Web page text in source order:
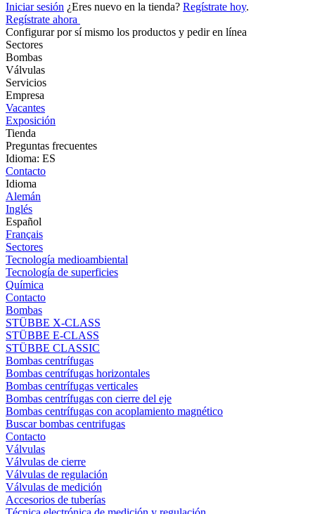
Iniciar sesión ¿Eres nuevo en la tienda? Regístrate hoy.
Regístrate ahora
Configurar por sí mismo los productos y pedir en línea
Sectores
Bombas
Válvulas
Servicios
Empresa
Vacantes
Exposición
Tienda
Preguntas frecuentes
Idioma: ES
Contacto
Idioma
Alemán
Inglés
Español
Français
Sectores
Tecnología medioambiental
Tecnología de superficies
Química
Contacto
Bombas
STÜBBE X-CLASS
STÜBBE E-CLASS
STÜBBE CLASSIC
Bombas centrífugas
Bombas centrífugas horizontales
Bombas centrífugas verticales
Bombas centrífugas con cierre del eje
Bombas centrífugas con acoplamiento magnético
Buscar bombas centrifugas
Contacto
Válvulas
Válvulas de cierre
Válvulas de regulación
Válvulas de medición
Accesorios de tuberías